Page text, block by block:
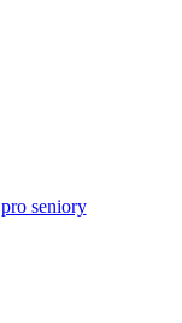
seniory